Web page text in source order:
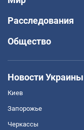
Расследования
Общество
Новости Украины
Киев
Запорожье
Черкассы